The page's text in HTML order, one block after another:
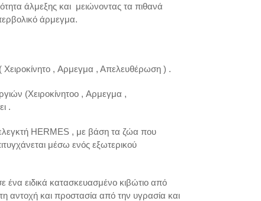
άλμεξης και μειώνοντας τα πιθανά
άρμεγμα.
, Αρμεγμα , Απελευθέρωση ) .
(Χειροκίνητοo , Αρμεγμα ,
.
HERMES , με βάση τα ζώα που
μέσω ενός εξωτερικού
ειδικά κατασκευασμένο κιβώτιο από
αντοχή και προστασία από την υγρασία και